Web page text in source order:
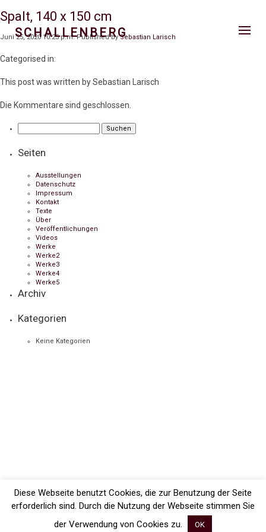
SCHALLENBERG
Spalt, 140 x 150 cm
Juni 25, 2020 10:25 p.m. Published bySebastian Larisch
Categorised in:
This post was written by Sebastian Larisch
Die Kommentare sind geschlossen.
nach:
Seiten
Ausstellungen
Datenschutz
Impressum
Kontakt
Texte
Über
Veröffentlichungen
Videos
Werke
Werke2
Werke3
Werke4
Werke5
Archiv
Kategorien
Keine Kategorien
Diese Webseite benutzt Cookies, die zur Benutzung der Seite
erforderlich sind. Durch die Nutzung der Webseite stimmen Sie
der Verwendung von Cookies zu.
OK